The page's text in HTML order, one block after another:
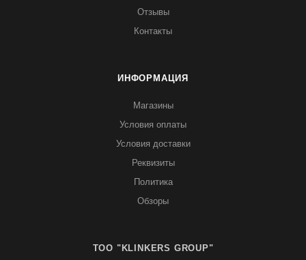
Отзывы
Контакты
ИНФОРМАЦИЯ
Магазины
Условия оплаты
Условия доставки
Реквизиты
Политика
Обзоры
TOO "KLINKERS GROUP"